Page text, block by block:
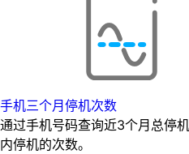
手机三个月停机次数
通过手机号码查询近3个月总停
内停机的次数。